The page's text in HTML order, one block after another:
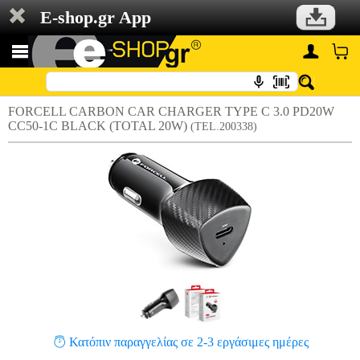
E-shop.gr App
FORCELL CARBON CAR CHARGER TYPE C 3.0 PD20W
CC50-1C BLACK (TOTAL 20W) (TEL.200338)
Κατόπιν παραγγελίας σε 2-3 εργάσιμες ημέρες